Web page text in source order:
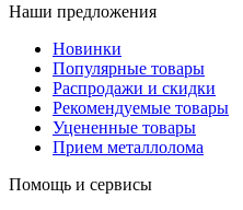
Наши предложения
Новинки
Популярные товары
Распродажи и скидки
Рекомендуемые товары
Уцененные товары
Прием металлолома
Помощь и сервисы